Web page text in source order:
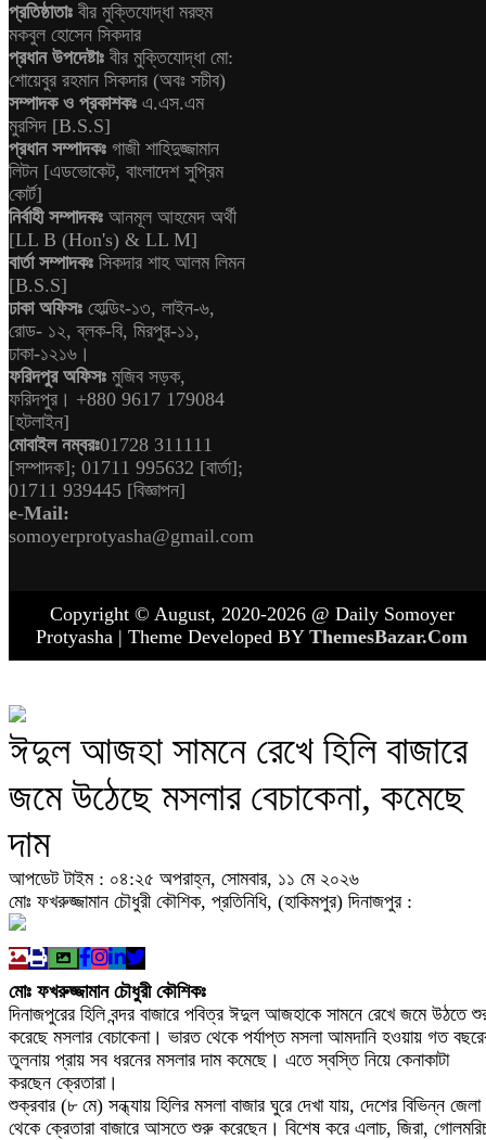
মকবুল হোসেন সিকদার
প্রধান উপদেষ্টাঃবীর মুক্তিযোদ্ধা মো:
শোয়েবুর রহমান সিকদার (অবঃ সচীব)
সম্পাদক ও প্রকাশকঃএ.এস.এম
মুরসিদ [B.S.S]
প্রধান সম্পাদকঃ
লিটন [এডভোকেট, বাংলাদেশ সুপ্রিম
কোর্ট]
নির্বাহী সম্পাদকঃ
[LL B (Hon's) & LL M]
বার্তা সম্পাদকঃসিকদার শাহ আলম লিমন
[B.S.S]
ঢাকা অফিসঃ
রোড- ১২, ব্লক-বি, মিরপুর-১১,
ঢাকা-১২১৬।
ফরিদপুর অফিসঃ
ফরিদপুর। +880 9617 179084
[হটলাইন]
মোবাইল নম্বরঃ
[সম্পাদক]; 01711 995632 [বার্তা];
01711 939445 [বিজ্ঞাপন]
e-Mail:
somoyerprotyasha@gmail.com
Protyasha | Theme Developed BY ThemesBazar.Com
ঈদুল আজহা সামনে রেখে হিলি বাজারে
জমে উঠেছে মসলার বেচাকেনা, কমেছে
দাম
আপডেট টাইম : ০৪:২৫ অপরাহ্ন, সোমবার, ১১ মে ২০২৬
মোঃ ফখরুজ্জামান চৌধুরী কৌশিক, প্রতিনিধি, (হাকিমপুর) দিনাজপুর :
মোঃ ফখরুজ্জামান চৌধুরী কৌশিকঃ
দিনাজপুরের হিলি বন্দর বাজারে পবিত্র ঈদুল আজহাকে সামনে রেখে জমে উঠতে
করেছে মসলার বেচাকেনা। ভারত থেকে পর্যাপ্ত মসলা আমদানি হওয়ায় গত
তুলনায় প্রায় সব ধরনের মসলার দাম কমেছে। এতে স্বস্তি নিয়ে কেনাকাটা
করছেন ক্রেতারা।
শুক্রবার (৮ মে) সন্ধ্যায় হিলির মসলা বাজার ঘুরে দেখা যায়, দেশের বিভিন্ন জেলা
থেকে ক্রেতারা বাজারে আসতে শুরু করেছেন। বিশেষ করে এলাচ, জিরা,
লবঙ্গসহ বিভিন্ন ধরনের মসলার চাহিদা বেড়েছে কয়েকগুণ।